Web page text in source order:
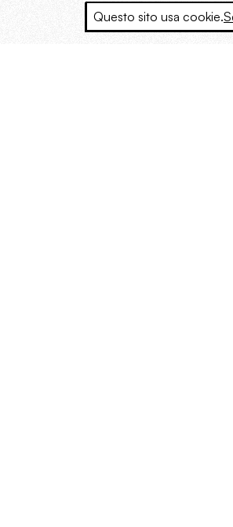
Questo sito usa cookie.